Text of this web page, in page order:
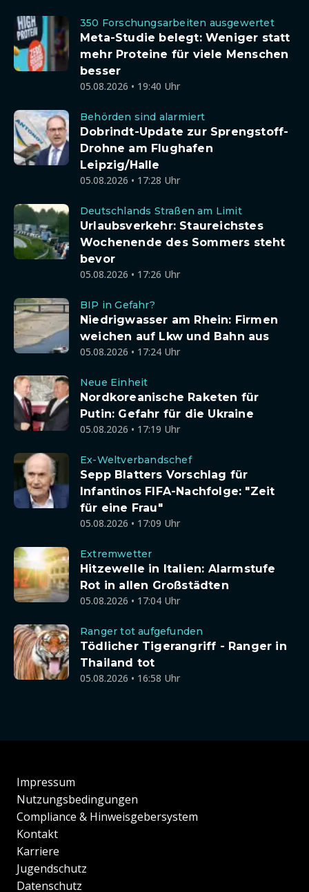
350 Forschungsarbeiten ausgewertet
Meta-Studie belegt: Weniger statt
mehr Proteine für viele Menschen
besser
05.08.2026 • 19:40 Uhr
Behörden sind alarmiert
Dobrindt-Update zur Sprengstoff-
Drohne am Flughafen
Leipzig/Halle
05.08.2026 • 17:28 Uhr
Deutschlands Straßen am Limit
Urlaubsverkehr: Staureichstes
Wochenende des Sommers steht
bevor
05.08.2026 • 17:26 Uhr
BIP in Gefahr?
Niedrigwasser am Rhein: Firmen
weichen auf Lkw und Bahn aus
05.08.2026 • 17:24 Uhr
Neue Einheit
Nordkoreanische Raketen für
Putin: Gefahr für die Ukraine
05.08.2026 • 17:19 Uhr
Ex-Weltverbandschef
Sepp Blatters Vorschlag für
Infantinos FIFA-Nachfolge: "Zeit
für eine Frau"
05.08.2026 • 17:09 Uhr
Extremwetter
Hitzewelle in Italien: Alarmstufe
Rot in allen Großstädten
05.08.2026 • 17:04 Uhr
Ranger tot aufgefunden
Tödlicher Tigerangriff - Ranger in
Thailand tot
05.08.2026 • 16:58 Uhr
Impressum
Nutzungsbedingungen
Compliance & Hinweisgebersystem
Kontakt
Karriere
Jugendschutz
Datenschutz